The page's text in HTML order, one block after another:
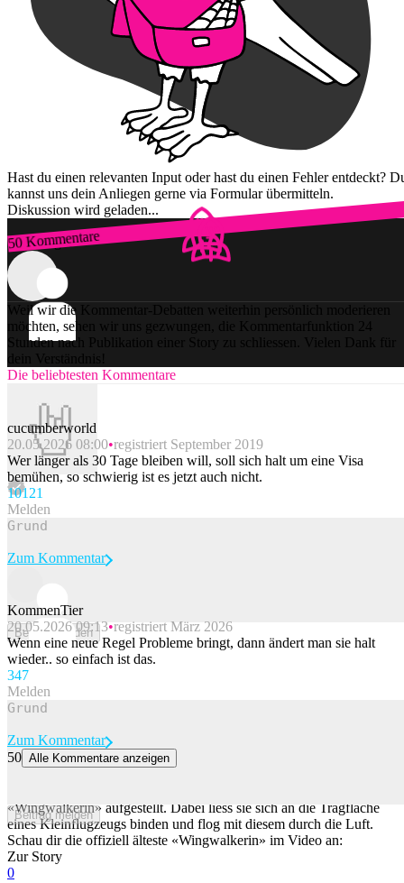
Hast du einen relevanten Input oder hast du einen Fehler entdeckt?
kannst uns dein Anliegen gerne via Formular übermitteln.
Diskussion wird geladen...
50 Kommentare
Zum Login
Weil wir die Kommentar-Debatten weiterhin persönlich moderieren
möchten, sehen wir uns gezwungen, die Kommentarfunktion 24
Stunden nach Publikation einer Story zu schliessen. Vielen Dank für
dein Verständnis!
Die beliebtesten Kommentare
cucumberworld
20.05.2026 08:00 registriert September 2019
Wer länger als 30 Tage bleiben will, soll sich halt um eine Visa
bemühen, so schwierig ist es jetzt auch nicht.
101 21
Melden
Beitrag melden
Zum Kommentar
KommenTier
20.05.2026 09:13 registriert März 2026
Wenn eine neue Regel Probleme bringt, dann ändert man sie halt
wieder.. so einfach ist das.
347
Melden
Beitrag melden
Zum Kommentar
50 Alle Kommentare anzeigen
«Wingwalkerin» aufgestellt. Dabei liess sie sich an die Tragfläche
eines Kleinflugzeugs binden und flog mit diesem durch die Luft.
Schau dir die offiziell älteste «Wingwalkerin» im Video an:
Zur Story
0